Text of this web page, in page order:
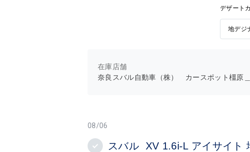
デザート
地デ
在庫店舗
奈良スバル自動車（株） カースポット橿原
08/06
スバル XV 1.6i-L アイサイト